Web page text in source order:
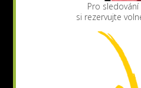
Pro sledování
si rezervujte